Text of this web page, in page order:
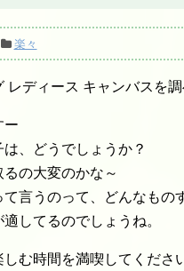
楽々
レディース キャンバスを
ー
、どうでしょうか？
の大変のかな～
て言うのって、どんなもの
してるのでしょうね。
む時間を満喫してくださ